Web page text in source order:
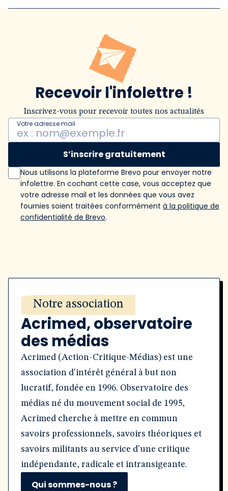
Recevoir l'infolettre !
Inscrivez-vous pour recevoir toutes nos actualités
Votre adresse mail
S’inscrire gratuitement
Nous utilisons la plateforme Brevo pour envoyer notre
infolettre. En cochant cette case, vous acceptez que
votre adresse mail et les données que vous avez
fournies soient traitées conformément à la politique de
confidentialité de Brevo.
Notre association
Acrimed, observatoire
des médias
Acrimed (Action-Critique-Médias) est une
association d'intérêt général à but non
lucratif, fondée en 1996. Observatoire des
médias né du mouvement social de 1995,
Acrimed cherche à mettre en commun
savoirs professionnels, savoirs théoriques et
savoirs militants au service d'une critique
indépendante, radicale et intransigeante.
Qui sommes-nous ?